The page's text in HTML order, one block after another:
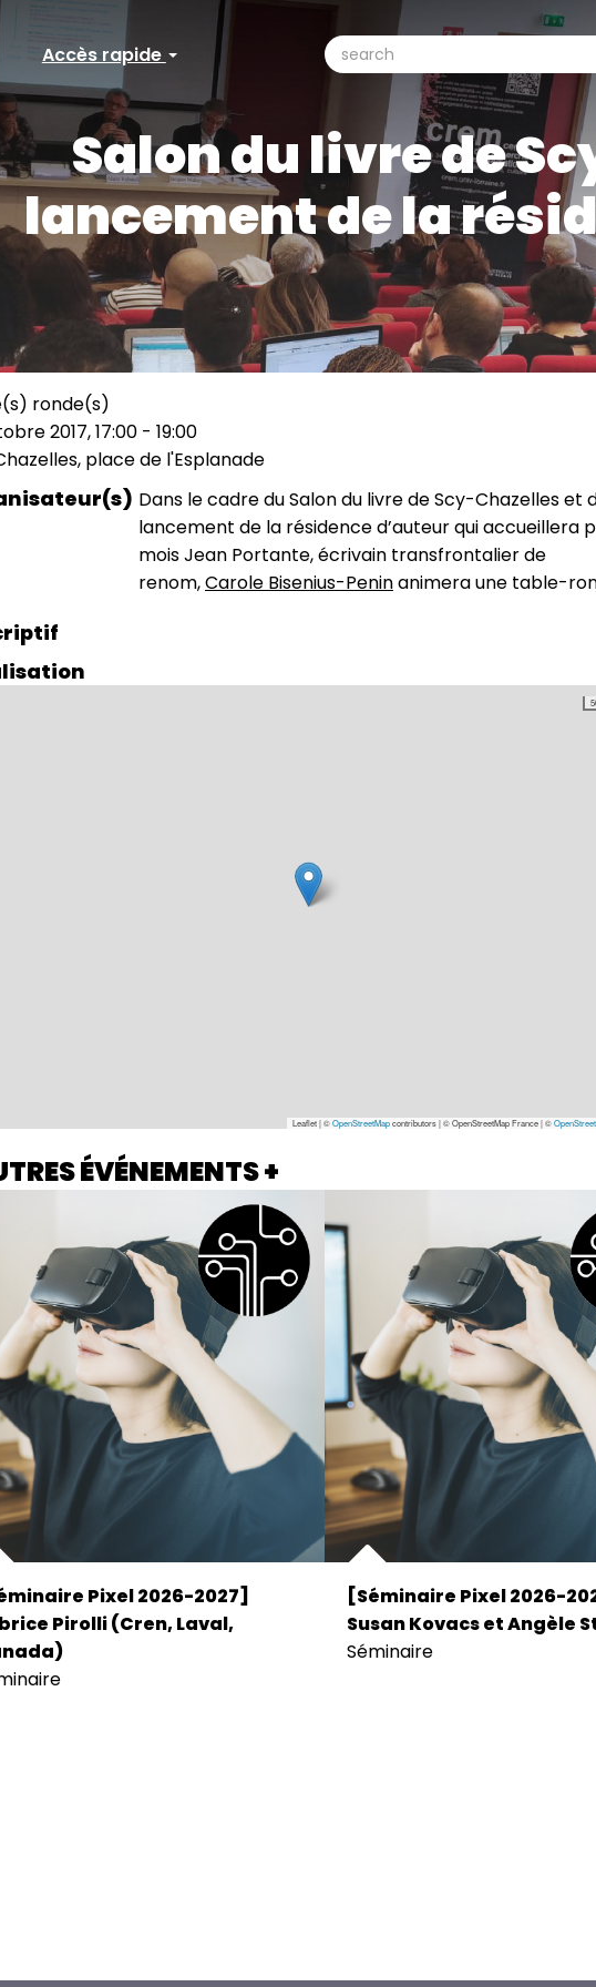
Accès
rapide
Accès rapide
Search
search
Salon du livre de
lancement de la
ronde(s)
2017, 17:00 - 19:00
place de l'Esplanade
Dans le cadre du Salon du livre de Scy-Chazelles et
lancement de la résidence d’auteur qui accueillera
mois Jean Portante, écrivain transfrontalier de
renom,Carole Bisenius-Peninanimera une table-
Leaflet | ©OpenStreetMapcontributors|© OpenStreetMap France | ©
ÉVÉNEMENTS +
Pixel 2026-2027]
Pirolli (Cren, Laval,
[Séminaire Pixel 2026-
Susan Kovacs et Angèle
Séminaire